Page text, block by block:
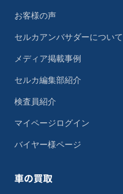
お客様の声
セルカアンバサダーについて
メディア掲載事例
セルカ編集部紹介
検査員紹介
マイページログイン
バイヤー様ページ
車の買取